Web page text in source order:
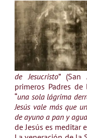
de Jesucristo” (San
primeros Padres
“una sola lágrima
Jesús vale más que
de ayuno a pan y
de Jesús es meditar